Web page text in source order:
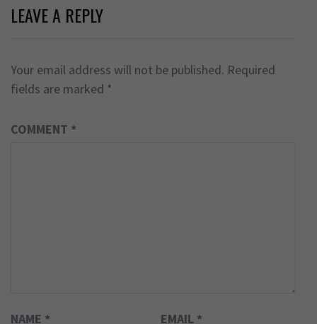
LEAVE A REPLY
Your email address will not be published. Required
fields are marked *
COMMENT *
NAME * EMAIL *